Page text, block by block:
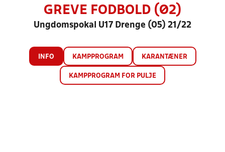
GREVE FODBOLD (Ø2)
Ungdomspokal U17 Drenge (05) 21/22
INFO KAMPPROGRAM KARANTÆNER
KAMPPROGRAM FOR PULJE